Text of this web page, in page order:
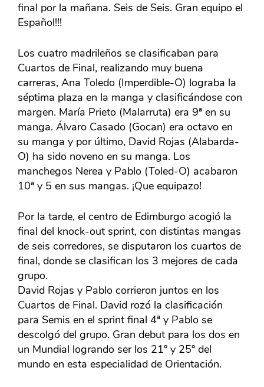
final por la mañana. Seis de Seis. Gran equipo el
Español!!!
Los cuatro madrileños se clasificaban para
Cuartos de Final, realizando muy buena
carreras, Ana Toledo (Imperdible-O) lograba la
séptima plaza en la manga y clasificándose con
margen. María Prieto (Malarruta) era 9ª en su
manga. Álvaro Casado (Gocan) era octavo en
su manga y por último, David Rojas (Alabarda-
O) ha sido noveno en su manga. Los
manchegos Nerea y Pablo (Toled-O) acabaron
10ª y 5 en sus mangas. ¡Que equipazo!
Por la tarde, el centro de Edimburgo acogió la
final del knock-out sprint, con distintas mangas
de seis corredores, se disputaron los cuartos de
final, donde se clasifican los 3 mejores de cada
grupo.
David Rojas y Pablo corrieron juntos en los
Cuartos de Final. David rozó la clasificación
para Semis en el sprint final 4ª y Pablo se
descolgó del grupo. Gran debut para los dos en
un Mundial logrando ser los 21º y 25º del
mundo en esta especialidad de Orientación.